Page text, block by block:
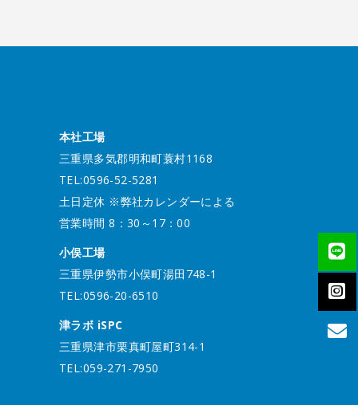
本社工場
三重県多気郡明和町蓑村1168
TEL:0596-52-5281
土日定休 ※弊社カレンダーによる
営業時間 8：30～17：00
小俣工場
三重県伊勢市小俣町湯田748-1
TEL:0596-20-6510
津ラボ iSPC
三重県津市栗真町屋町314-1
TEL:059-271-7950